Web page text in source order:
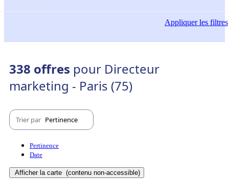
Appliquerles filtres
338 offres pour Directeur
marketing - Paris (75)
Trier par Pertinence
Pertinence
Date
Afficher la carte (contenu non-accessible)